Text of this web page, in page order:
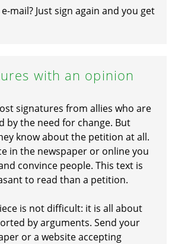
mail? Just sign again and you get
with an opinion
signatures from allies who are
by the need for change. But
know about the petition at all.
in the newspaper or online you
convince people. This text is
to read than a petition.
is not difficult: it is all about
by arguments. Send your
or a website accepting